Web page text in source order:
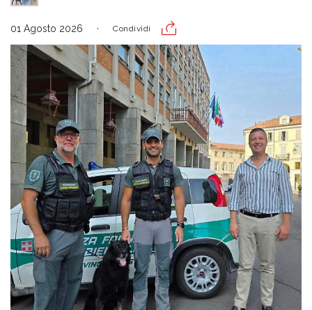
01 Agosto 2026 Condividi